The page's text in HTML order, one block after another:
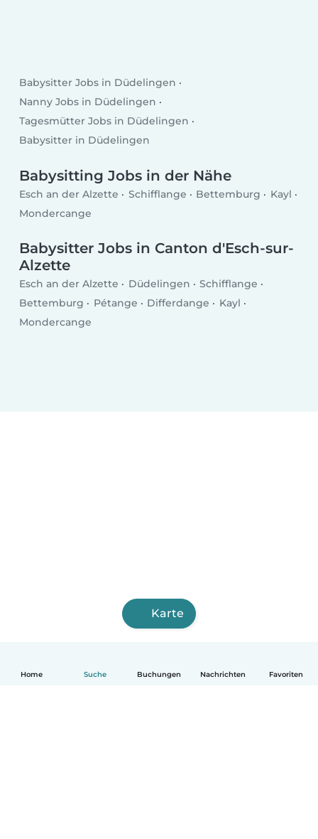
Home Suche Buchungen Nachrichten Favoriten
Babysitter Jobs in Düdelingen
Nanny Jobs in Düdelingen
Tagesmütter Jobs in Düdelingen
Babysitter in Düdelingen
Babysitting Jobs in der Nähe
Esch an der Alzette Schifflange Bettemburg
Kayl
Mondercange
Babysitter Jobs in Canton d'Esch-sur-
Alzette
Esch an der Alzette Düdelingen
Schifflange
Bettemburg
Pétange Differdange
Kayl
Mondercange
Karte